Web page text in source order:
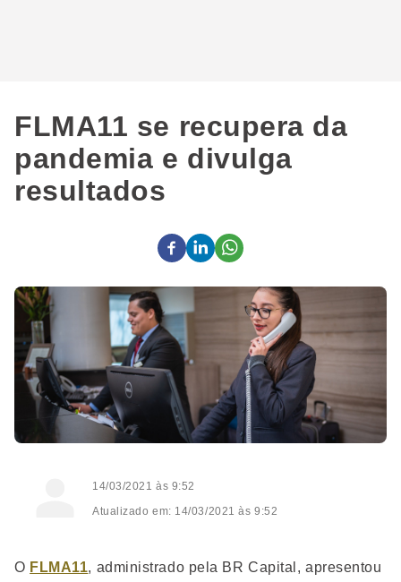
FLMA11 se recupera da
pandemia e divulga
resultados
14/03/2021 às 9:52
Atualizado em: 14/03/2021 às 9:52
O FLMA11, administrado pela BR Capital, apresentou